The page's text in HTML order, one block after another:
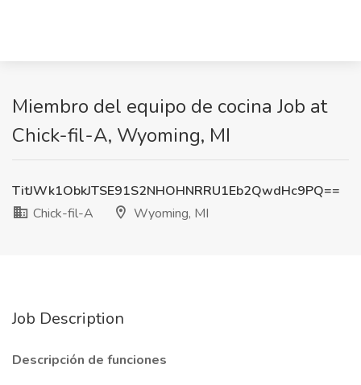
Miembro del equipo de cocina Job at
Chick-fil-A, Wyoming, MI
TitJWk1ObkJTSE91S2NHOHNRRU1Eb2QwdHc9PQ==
Chick-fil-A
Wyoming, MI
Job Description
Descripción de funciones